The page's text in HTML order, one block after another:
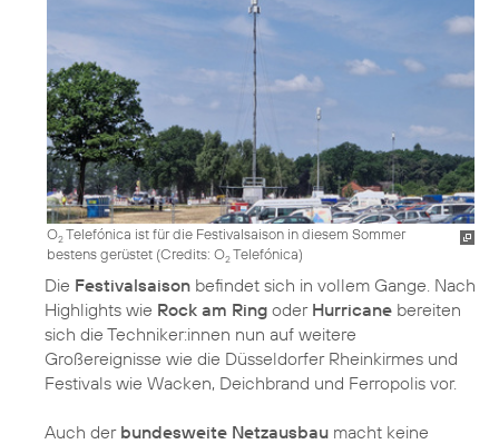
O2Telefónica ist für die Festivalsaison in diesem Sommer
bestens gerüstet (Credits: O2Telefónica)
Die Festivalsaison befindet sich in vollem Gange. Nach
Highlights wie Rock am Ring oder Hurricane bereiten
sich die Techniker:innen nun auf weitere
Großereignisse wie die Düsseldorfer Rheinkirmes und
Festivals wie Wacken, Deichbrand und Ferropolis vor.
Auch der bundesweite Netzausbau macht keine